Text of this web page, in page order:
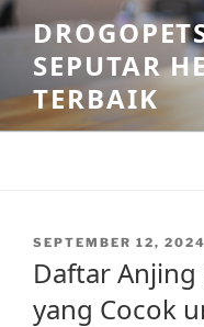
Skip
to
contentSEPUTAR
TERBAIK
POSTED
SEPTEMBER 12, 2024
Daftar
yang Cocok